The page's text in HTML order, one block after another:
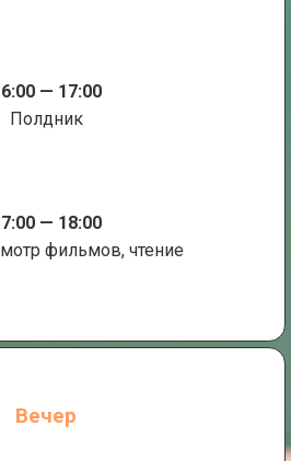
— 17:00
Полдник
— 18:00
фильмов, чтение
Вечер